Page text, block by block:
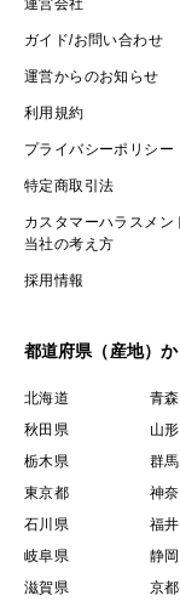
ガイド/お問い合わせ
運営からのお知らせ
利用規約
プライバシーポリシー
特定商取引法
カスタマーハラスメン
当社の考え方
採用情報
都道府県（産地）
北海道 青
秋田県
山
栃木県
群
東京都
神
石川県
福
岐阜県
静
滋賀県
京